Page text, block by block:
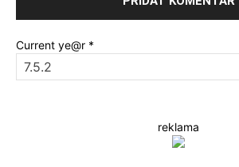
Current ye@r *
reklama